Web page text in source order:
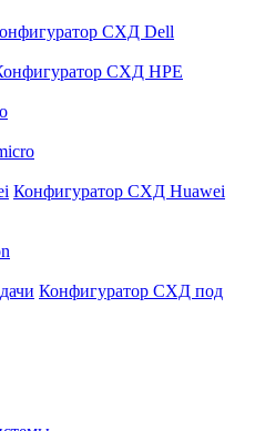
СХД Dell
СХД HPE
Конфигуратор СХД Huawei
Конфигуратор СХД под